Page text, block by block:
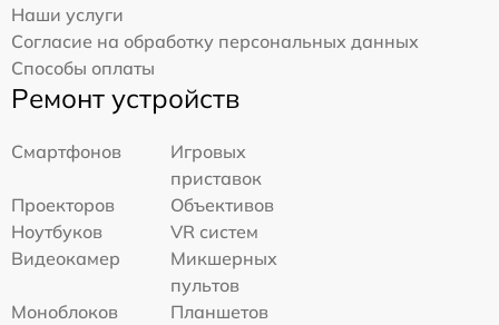
Наши услуги
Согласие на обработку персональных данных
Способы оплаты
Ремонт устройств
Смартфонов
Игровых
приставок
Проекторов
Объективов
Ноутбуков
VR систем
Видеокамер
Микшерных
пультов
Моноблоков
Планшетов